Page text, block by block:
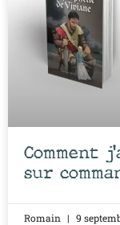
Comment
sur
Romain 9